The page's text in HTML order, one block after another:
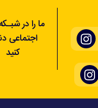
ما را در
اجتماعی
کنید